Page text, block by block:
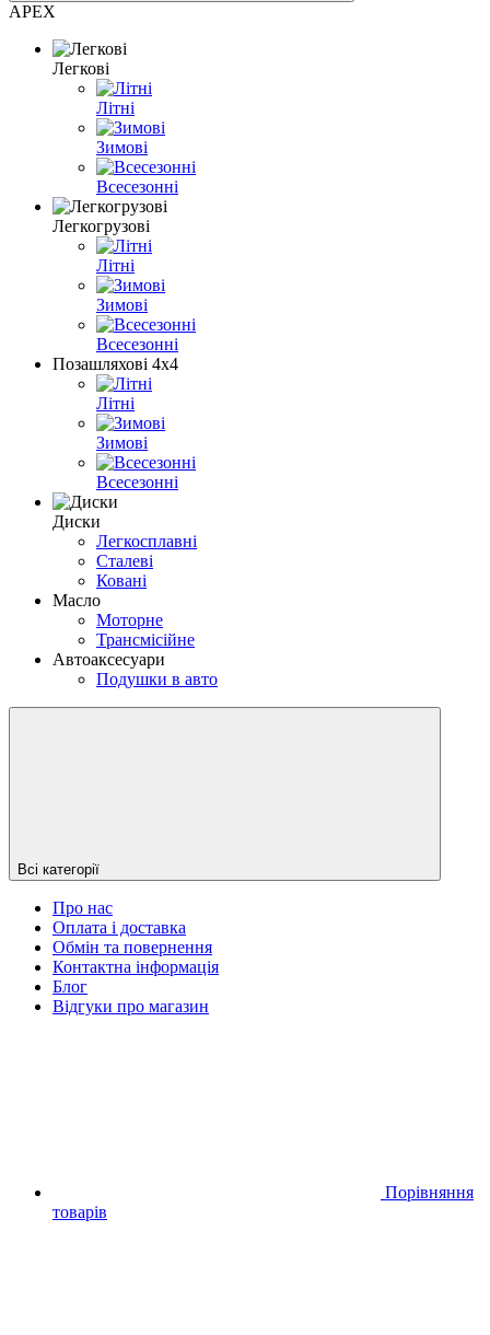
APEX
Легкові
Літні
Зимові
Всесезонні
Легкогрузові
Літні
Зимові
Всесезонні
Позашляхові 4х4
Літні
Зимові
Всесезонні
Диски
Легкосплавні
Сталеві
Ковані
Масло
Моторне
Трансмісійне
Автоаксесуари
Подушки в авто
Всі категорії
Про нас
Оплата і доставка
Обмін та повернення
Контактна інформація
Блог
Відгуки про магазин
Порівняння
товарів